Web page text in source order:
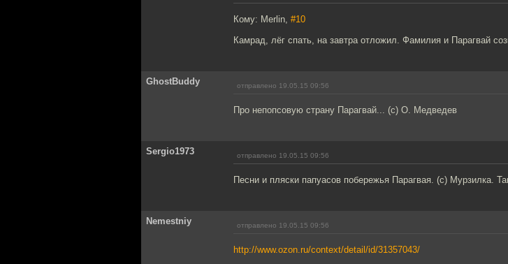
Кому: Merlin, #10
Камрад, лёг спать, на завтра отложил. Фамилия и Парагвай
GhostBuddy отправлено 19.05.15 09:56
Про непопсовую страну Парагвай... (с) О. Медведев
Sergio1973 отправлено 19.05.15 09:56
Песни и пляски папуасов побережья Парагвая. (с) Мурзилка.
Nemestniy отправлено 19.05.15 09:56
http://www.ozon.ru/context/detail/id/31357043/